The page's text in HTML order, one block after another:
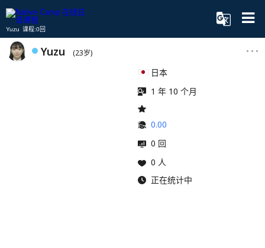
Yuzu 课程:0回
Yuzu (23岁)
日本
1 年 10 个月
0.00
0 回
0 人
正在统计中